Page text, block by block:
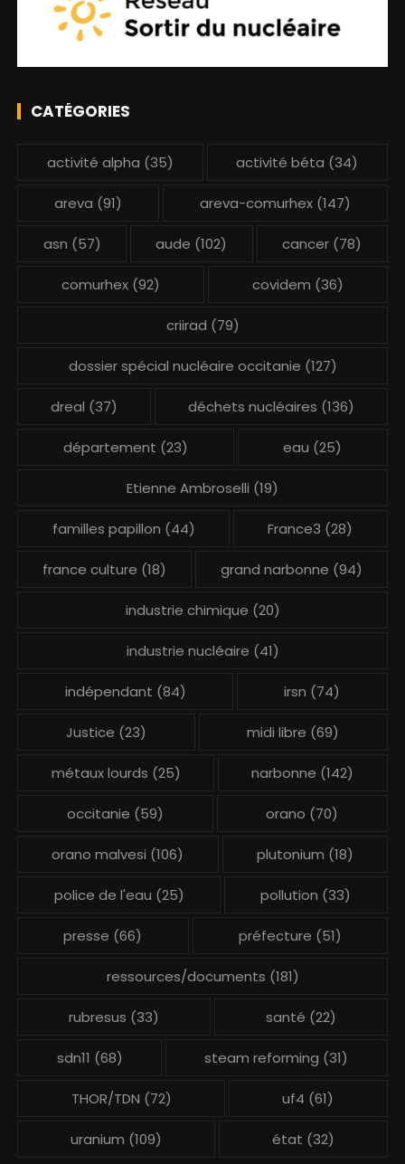
CATÉGORIES
activité alpha (35) activité béta (34)
areva (91) areva-comurhex(147)
asn (57) aude (102) cancer (78)
comurhex (92) covidem (36)
criirad (79)
dossier spécial nucléaire occitanie (127)
dreal (37) déchets nucléaires (136)
département (23) eau (25)
Etienne Ambroselli (19)
familles papillon (44) France3 (28)
france culture (18) grand narbonne (94)
industrie chimique (20)
industrie nucléaire (41)
indépendant (84) irsn (74)
Justice (23) midi libre (69)
métaux lourds (25) narbonne (142)
occitanie (59) orano (70)
orano malvesi (106) plutonium (18)
police de l'eau (25) pollution (33)
presse (66) préfecture (51)
ressources/documents (181)
rubresus (33) santé (22)
sdn11 (68) steam reforming (31)
THOR/TDN (72) uf4 (61)
uranium (109) état (32)